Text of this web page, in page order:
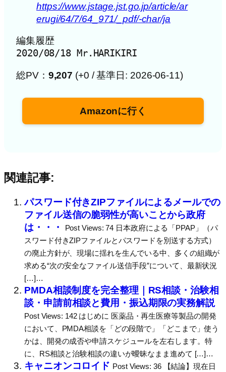
https://www.jstage.jst.go.jp/article/ar
erugi/64/7/64_971/_pdf/-char/ja
編集履歴
2020/08/18 Mr.HARIKIRI
総PV： 9,207 (+0 / 基準日: 2026-06-11)
Amazonに行く
関連記事:
パスワード付きZIPファイルによるメールでの
ファイル送信の脆弱性が高いことから政府
は・・・
Post Views: 74 日本政府による「PPAP」（パ
スワード付きZIPファイルとパスワードを別送する方式）
の廃止方針が、現場に揺れを生んでいる中、多くの組織が
求める“次の安全なファイル送信手段”について、最新状況
[…]…
PMDA相談制度を完全整理｜RS相談・治験相
談・申請前相談と費用・振込期限の実務解説
Post Views: 142 はじめに 医薬品・再生医療等製品の開発
において、PMDA相談を「どの段階で」「どこまで」使う
かは、開発の成否や申請スケジュールを左右します。特
に、RS相談と治験相談の違いが曖昧なまま進めて […]…
キャニオンコロイド Post Views: 36 【結論】現在日